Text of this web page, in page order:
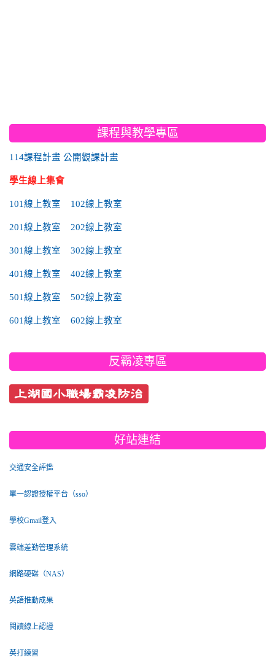
::: 課程與教學專區
114課程計畫 公開觀課計畫
學生線上集會
101線上教室 102線上教室
201線上教室 202線上教室
301線上教室 302線上教室
401線上教室 402線上教室
501線上教室 502線上教室
601線上教室 602線上教室
反霸凌專區
上湖國小職場霸凌防治
好站連結
交通安全評鑑
單一認證授權平台（sso）
學校Gmail登入
雲端差勤管理系統
網路硬碟（NAS）
英語推動成果
閱讀線上認證
英打練習